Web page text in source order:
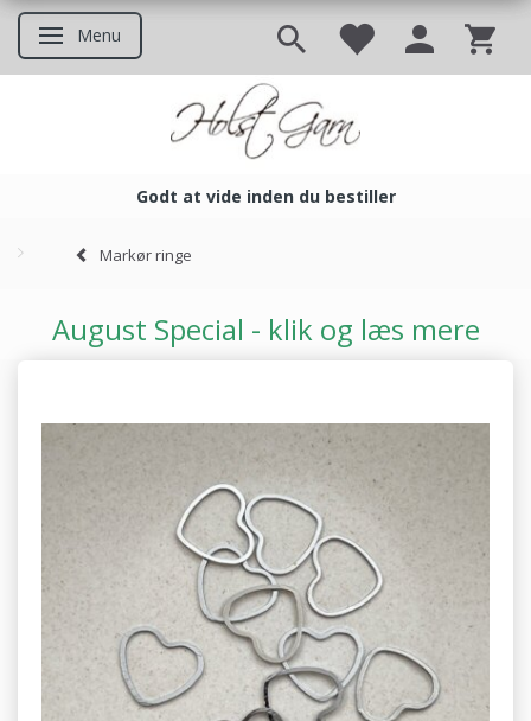
Skifte navigation
Menu
Godt at vide inden du bestiller
Markør ringe
August Special - klik og læs mere